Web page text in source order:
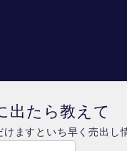
出たら教えて
ますといち早く売出し